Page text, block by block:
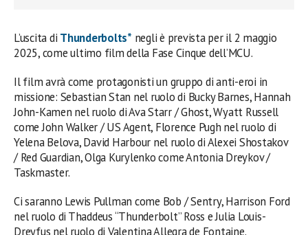
L’uscita di Thunderbolts* negli è prevista per il 2 maggio
2025, come ultimo film della Fase Cinque dell’MCU.
Il film avrà come protagonisti un gruppo di anti-eroi in
missione: Sebastian Stan nel ruolo di Bucky Barnes, Hannah
John-Kamen nel ruolo di Ava Starr / Ghost, Wyatt Russell
come John Walker / US Agent, Florence Pugh nel ruolo di
Yelena Belova, David Harbour nel ruolo di Alexei Shostakov
/ Red Guardian, Olga Kurylenko come Antonia Dreykov /
Taskmaster.
Ci saranno Lewis Pullman come Bob / Sentry, Harrison Ford
nel ruolo di Thaddeus “Thunderbolt” Ross e Julia Louis-
Dreyfus nel ruolo di Valentina Allegra de Fontaine.